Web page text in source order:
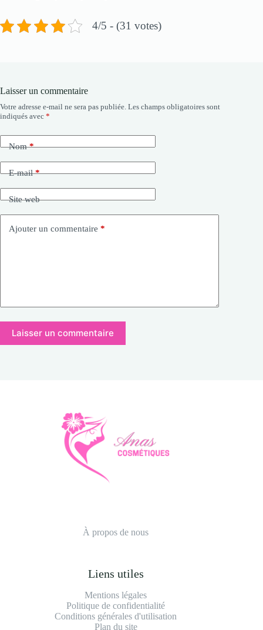
4/5 - (31 votes)
Laisser un commentaire
Votre adresse e-mail ne sera pas publiée. Les champs obligatoires sont
indiqués avec *
Nom*
E-mail*
Site web
Ajouter un commentaire *
Laisser un commentaire
À propos de nous
Liens utiles
Mentions légales
Politique de confidentialité
Conditions générales d'utilisation
Plan du site